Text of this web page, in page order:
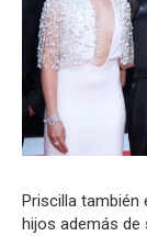
Priscilla también
hijos además de